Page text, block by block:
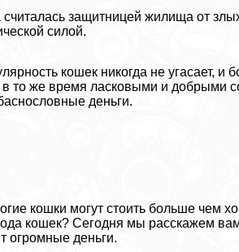
защитницей жилища от
силой.
кошек никогда не угасает, и
то же время ласковыми и добрыми
деньги.
кошки могут стоить больше чем
кошек? Сегодня мы расскажем
огромные деньги.